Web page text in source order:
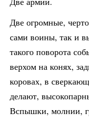
Две огромные,
сами воины, так и
такого поворота
верхом на конях,
коровах, в
делают,
Вспышки, молнии,